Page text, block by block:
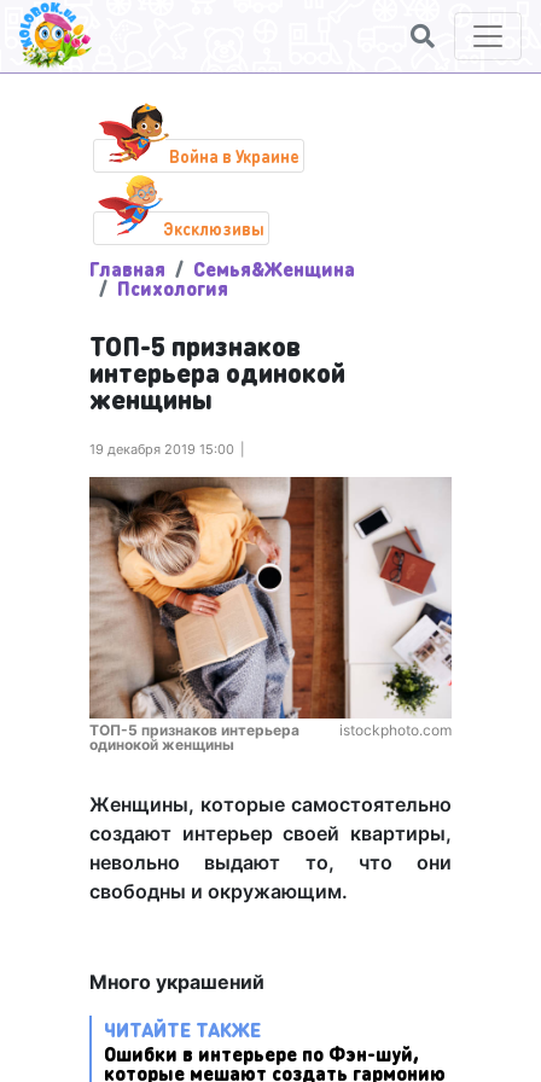
Война в Украине
Эксклюзивы
Главная Семья&Женщина
Психология
ТОП-5 признаков
интерьера одинокой
женщины
19 декабря 2019 15:00
ТОП-5 признаков интерьера
одинокой женщины
istockphoto.com
Женщины, которые самостоятельно
создают интерьер своей квартиры,
невольно выдают то, что они
свободны и окружающим.
Много украшений
ЧИТАЙТЕ ТАКЖЕ
Ошибки в интерьере по Фэн-шуй,
которые мешают создать гармонию